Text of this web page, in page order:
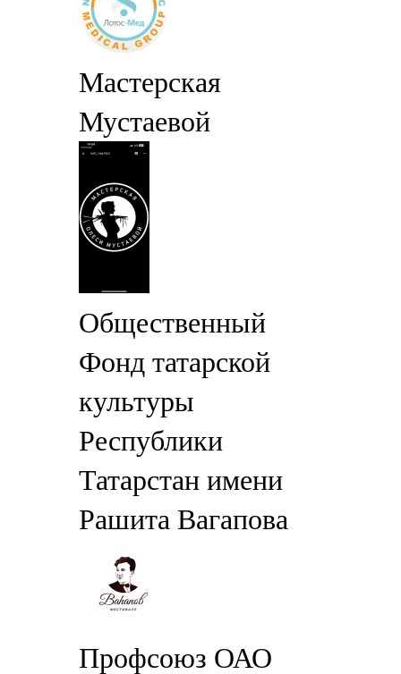
Мастерская
Мустаевой
Общественный
Фонд татарской
культуры
Республики
Татарстан имени
Рашита Вагапова
Профсоюз ОАО